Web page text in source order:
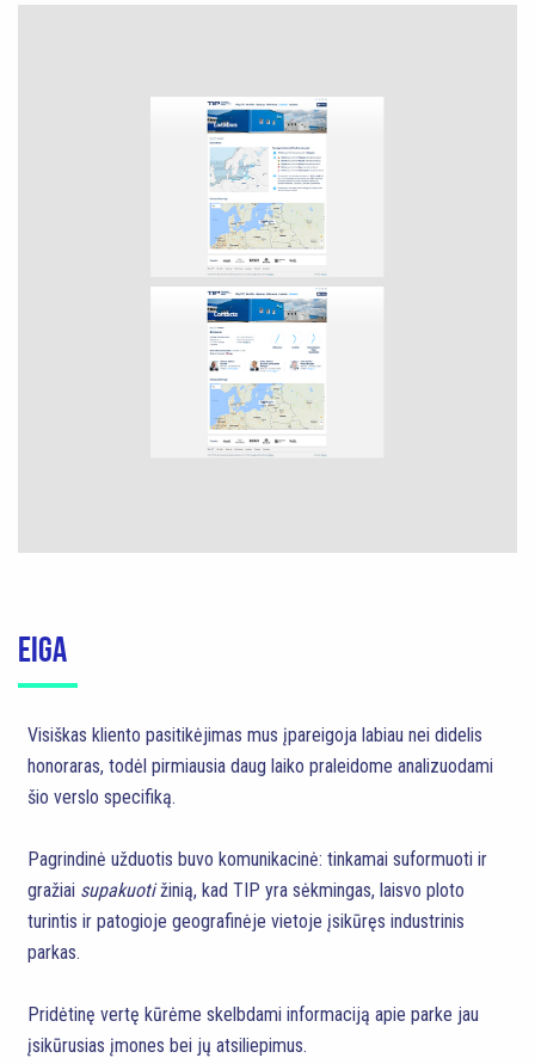
EIGA
Visiškas kliento pasitikėjimas mus įpareigoja labiau nei didelis
honoraras, todėl pirmiausia daug laiko praleidome analizuodami
šio verslo specifiką.
Pagrindinė užduotis buvo komunikacinė: tinkamai suformuoti ir
gražiai supakuotižinią, kad TIP yra sėkmingas, laisvo ploto
turintis ir patogioje geografinėje vietoje įsikūręs industrinis
parkas.
Pridėtinę vertę kūrėme skelbdami informaciją apie parke jau
įsikūrusias įmones bei jų atsiliepimus.